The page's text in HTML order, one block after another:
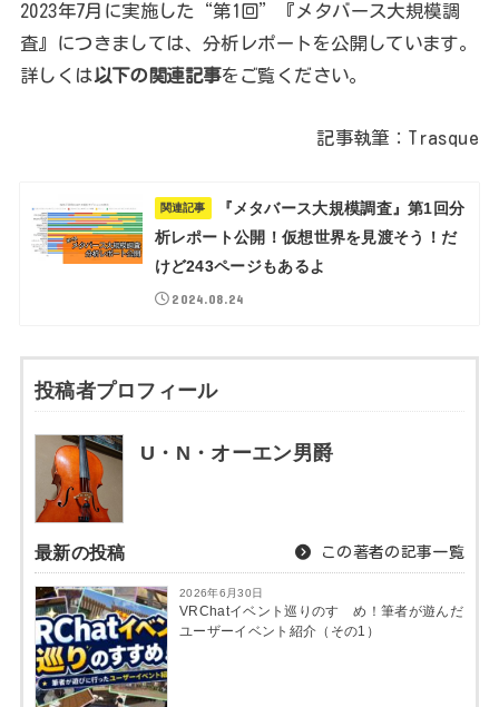
2023年7月に実施した“第1回”『メタバース大規模調
査』につきましては、分析レポートを公開しています。
詳しくは以下の関連記事をご覧ください。
記事執筆：Trasque
関連記事
『メタバース大規模調査』第1回分
析レポート公開！仮想世界を見渡そう！だ
けど243ページもあるよ
2024.08.24
投稿者プロフィール
U・N・オーエン男爵
最新の投稿 この著者の記事一覧
2026年6月30日
VRChatイベント巡りのすゝめ！筆者が遊んだ
ユーザーイベント紹介（その1）